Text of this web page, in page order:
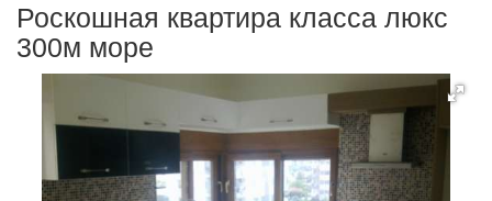
Роскошная квартира класса люкс
300м море